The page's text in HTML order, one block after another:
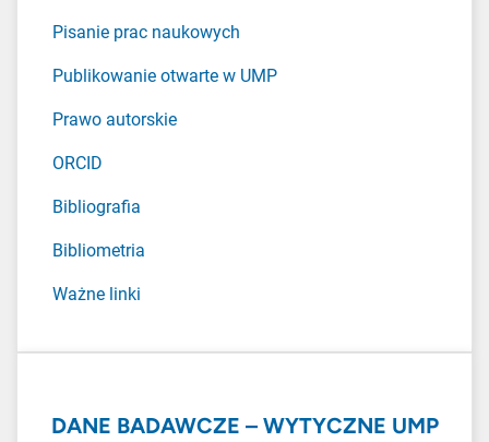
Pisanie prac naukowych
Publikowanie otwarte w UMP
Prawo autorskie
ORCID
Bibliografia
Bibliometria
Ważne linki
DANE BADAWCZE – WYTYCZNE UMP